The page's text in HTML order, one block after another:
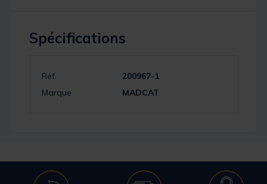
Spécifications
Réf.
200967-1
Marque
MADCAT